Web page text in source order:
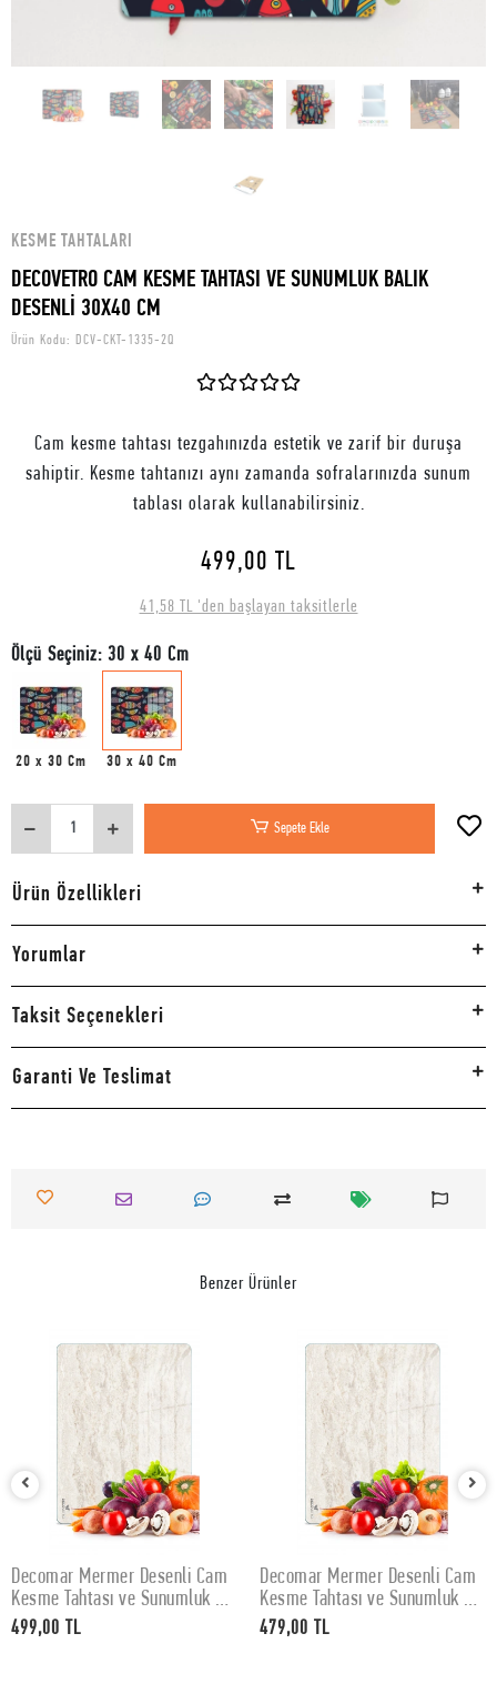
KESME TAHTALARI
DECOVETRO CAM KESME TAHTASI VE SUNUMLUK BALIK
DESENLİ 30X40 CM
Ürün Kodu: DCV-CKT-1335-2Q
Cam kesme tahtası tezgahınızda estetik ve zarif bir duruşa
sahiptir. Kesme tahtanızı aynı zamanda sofralarınızda sunum
tablası olarak kullanabilirsiniz.
499,00 TL
41,58 TL 'den başlayan taksitlerle
Ölçü Seçiniz: 30 x 40 Cm
20 x 30 Cm 30 x 40 Cm
Sepete Ekle
Ürün Özellikleri
Yorumlar
Taksit Seçenekleri
Garanti Ve Teslimat
Benzer Ürünler
SEPETE EKLE
Decomar Mermer Desenli Cam
Kesme Tahtası ve Sunumluk 30
x 40 cm
499,00 TL
SEPETE EKLE
Decomar Mermer Desenli Cam
Kesme Tahtası ve Sunumluk 25
x 35 cm
479,00 TL